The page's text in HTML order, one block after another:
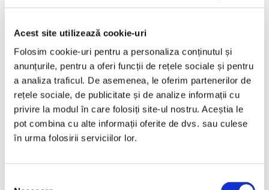
Acest site utilizează cookie-uri
Folosim cookie-uri pentru a personaliza conținutul și
anunțurile, pentru a oferi funcții de rețele sociale și pentru
a analiza traficul. De asemenea, le oferim partenerilor de
rețele sociale, de publicitate și de analize informații cu
privire la modul în care folosiți site-ul nostru. Aceștia le
pot combina cu alte informații oferite de dvs. sau culese
în urma folosirii serviciilor lor.
Arhivă
August 2026
Iulie 2026
Iunie 2026
Mai 2026